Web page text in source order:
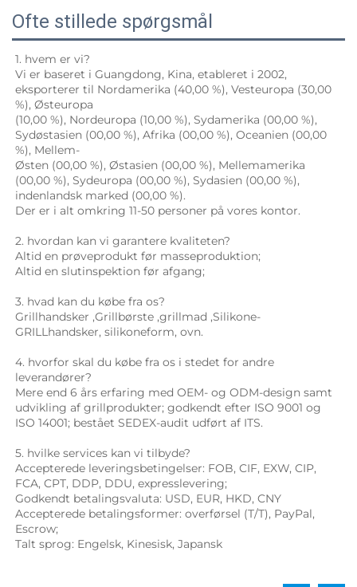
Ofte stillede spørgsmål
1. hvem er vi?
Vi er baseret i Guangdong, Kina, etableret i 2002,
eksporterer til Nordamerika (40,00 %), Vesteuropa (30,00
%), Østeuropa
(10,00 %), Nordeuropa (10,00 %), Sydamerika (00,00 %),
Sydøstasien (00,00 %), Afrika (00,00 %), Oceanien (00,00
%), Mellem-
Østen (00,00 %), Østasien (00,00 %), Mellemamerika
(00,00 %), Sydeuropa (00,00 %), Sydasien (00,00 %),
indenlandsk marked (00,00 %).
Der er i alt omkring 11-50 personer på vores kontor.
2. hvordan kan vi garantere kvaliteten?
Altid en prøveprodukt før masseproduktion;
Altid en slutinspektion før afgang;
3. hvad kan du købe fra os?
Grillhandsker ,Grillbørste ,grillmad ,Silikone-
GRILLhandsker, silikoneform, ovn.
4. hvorfor skal du købe fra os i stedet for andre
leverandører?
Mere end 6 års erfaring med OEM- og ODM-design samt
udvikling af grillprodukter; godkendt efter ISO 9001 og
ISO 14001; bestået SEDEX-audit udført af ITS.
5. hvilke services kan vi tilbyde?
Accepterede leveringsbetingelser: FOB, CIF, EXW, CIP,
FCA, CPT, DDP, DDU, expresslevering;
Godkendt betalingsvaluta: USD, EUR, HKD, CNY
Accepterede betalingsformer: overførsel (T/T), PayPal,
Escrow;
Talt sprog: Engelsk, Kinesisk, Japansk